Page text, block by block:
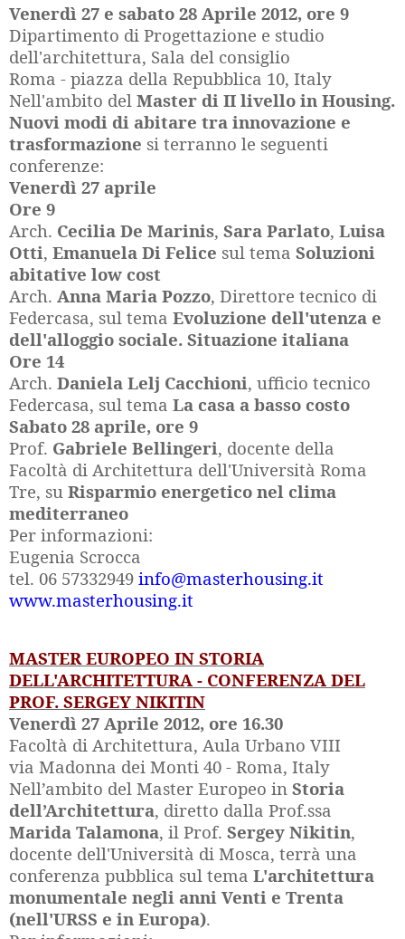
Venerdì 27 e sabato 28 Aprile 2012, ore 9
Dipartimento di Progettazione e studio
dell'architettura, Sala del consiglio
Roma - piazza della Repubblica 10, Italy
Nell'ambito del Master di II livello in Housing.
Nuovi modi di abitare tra innovazione e
trasformazione si terranno le seguenti
conferenze:
Venerdì 27 aprile
Ore 9
Arch. Cecilia De Marinis, Sara Parlato, Luisa
Otti, Emanuela Di Felice sul tema Soluzioni
abitative low cost
Arch. Anna Maria Pozzo, Direttore tecnico di
Federcasa, sul tema Evoluzione dell'utenza e
dell'alloggio sociale. Situazione italiana
Ore 14
Arch. Daniela Lelj Cacchioni, ufficio tecnico
Federcasa, sul tema La casa a basso costo
Sabato 28 aprile, ore 9
Prof. Gabriele Bellingeri, docente della
Facoltà di Architettura dell'Università Roma
Tre, su Risparmio energetico nel clima
mediterraneo
Per informazioni:
Eugenia Scrocca
tel. 06 57332949 info@masterhousing.it
www.masterhousing.it
MASTER EUROPEO IN STORIA
DELL'ARCHITETTURA - CONFERENZA DEL
PROF. SERGEY NIKITIN
Venerdì 27 Aprile 2012, ore 16.30
Facoltà di Architettura, Aula Urbano VIII
via Madonna dei Monti 40 - Roma, Italy
Nell’ambito del Master Europeo in Storia
dell’Architettura, diretto dalla Prof.ssa
Marida Talamona, il Prof. Sergey Nikitin,
docente dell'Università di Mosca, terrà una
conferenza pubblica sul tema L'architettura
monumentale negli anni Venti e Trenta
(nell'URSS e in Europa).